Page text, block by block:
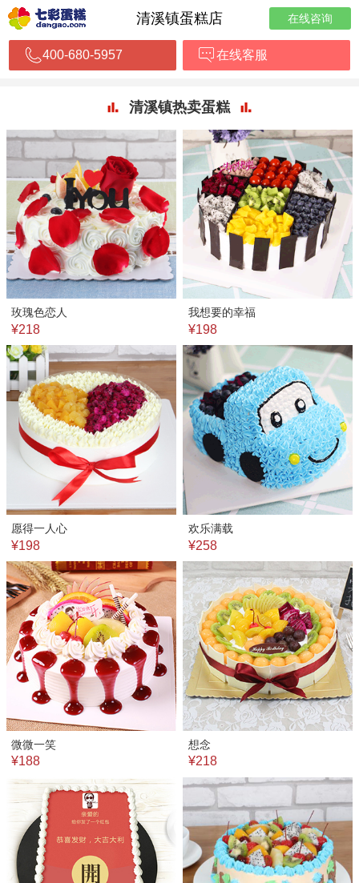
清溪镇蛋糕店 在线咨询
400-680-5957 在线客服
清溪镇热卖蛋糕
玫瑰色恋人
¥218
我想要的幸福
¥198
愿得一人心
¥198
欢乐满载
¥258
微微一笑
¥188
想念
¥218